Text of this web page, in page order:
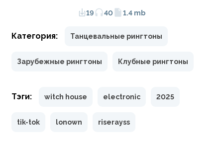
19 40 1.4 mb
Категория: Танцевальные рингтоны
Зарубежные рингтоны Клубные рингтоны
Тэги: witch house electronic 2025
tik-tok lonown riserayss